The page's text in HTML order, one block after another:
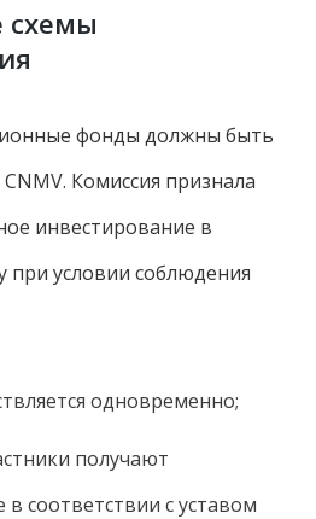
схемы
фонды должны быть
Комиссия признала
инвестирование в
при условии соблюдения
одновременно;
получают
соответствии с уставом